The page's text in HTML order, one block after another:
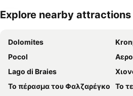
Ανάπτυξη χάρτη
Explore nearby attractions
Dolomites
Pocol
Lago di Braies
Το πέρασμα του Φαλζαρέγκο
Το